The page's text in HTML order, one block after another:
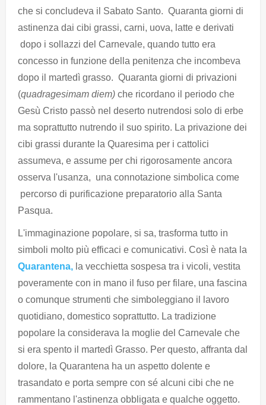
che si concludeva il Sabato Santo. Quaranta giorni di
astinenza dai cibi grassi, carni, uova, latte e derivati
dopo i sollazzi del Carnevale, quando tutto era
concesso in funzione della penitenza che incombeva
dopo il martedì grasso. Quaranta giorni di privazioni
(quadragesimam diem) che ricordano il periodo che
Gesù Cristo passò nel deserto nutrendosi solo di erbe
ma soprattutto nutrendo il suo spirito. La privazione dei
cibi grassi durante la Quaresima per i cattolici
assumeva, e assume per chi rigorosamente ancora
osserva l'usanza, una connotazione simbolica come
percorso di purificazione preparatorio alla Santa
Pasqua.
L'immaginazione popolare, si sa, trasforma tutto in
simboli molto più efficaci e comunicativi. Così è nata la
Quarantena, la vecchietta sospesa tra i vicoli, vestita
poveramente con in mano il fuso per filare, una fascina
o comunque strumenti che simboleggiano il lavoro
quotidiano, domestico soprattutto. La tradizione
popolare la considerava la moglie del Carnevale che
si era spento il martedì Grasso. Per questo, affranta dal
dolore, la Quarantena ha un aspetto dolente e
trasandato e porta sempre con sé alcuni cibi che ne
rammentano l'astinenza obbligata e qualche oggetto.